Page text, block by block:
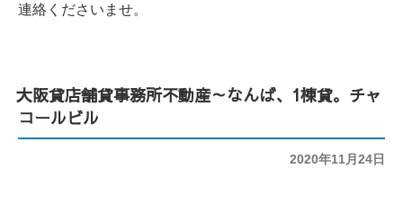
連絡くださいませ。
投
2020年11月24日
大阪貸店舗貸事務所不動産～なんば、1棟貸。チャ
コールビル